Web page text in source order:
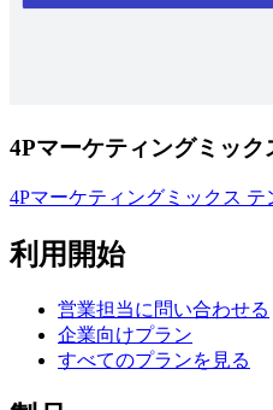
4Pマーケティングミック
4Pマーケティングミックス
利用開始
営業担当に問い合わせる
企業向けプラン
すべてのプランを見る